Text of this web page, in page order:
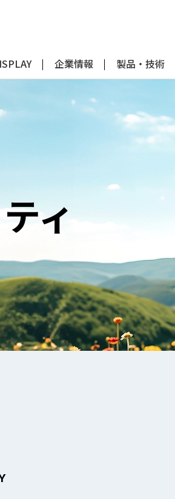
企業情報 製品・技術
ィ